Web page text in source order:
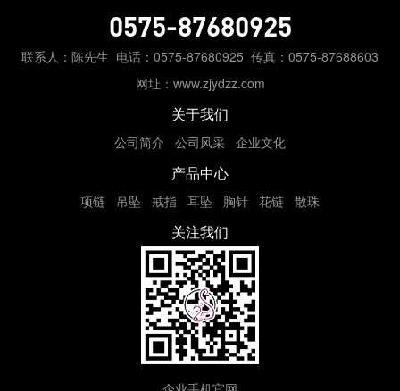
0575-87680925
联系人：陈先生 电话：0575-87680925 传真：0575-87688603
网址：www.zjydzz.com
关于我们
公司简介 公司风采 企业文化
产品中心
项链 吊坠 戒指 耳坠 胸针 花链 散珠
关注我们